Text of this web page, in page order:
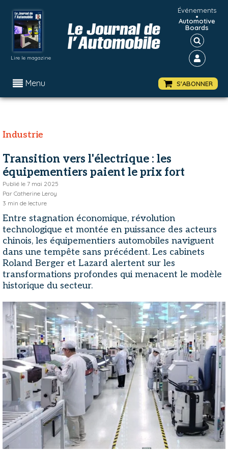
Lire le magazine
Événements
•
Automotive
Boards
Menu S'ABONNER
Industrie
Transition vers l'électrique : les
équipementiers paient le prix fort
Publié le 7 mai 2025
Par Catherine Leroy
3 min de lecture
Entre stagnation économique, révolution
technologique et montée en puissance des acteurs
chinois, les équipementiers automobiles naviguent
dans une tempête sans précédent. Les cabinets
Roland Berger et Lazard alertent sur les
transformations profondes qui menacent le modèle
historique du secteur.